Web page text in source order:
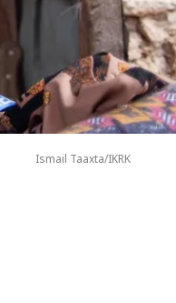
Ismail Taaxta/IKRK